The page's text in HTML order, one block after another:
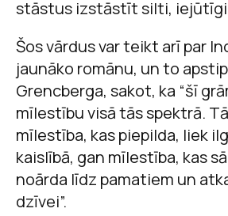
stāstus izstāstīt silti, iejūtīgi
Šos vārdus var teikt arī par
jaunāko romānu, un to
Grencberga, sakot, ka “šī
mīlestību visā tās spektrā.
mīlestība, kas piepilda, liek
kaislībā, gan mīlestība, kas
noārda līdz pamatiem un
dzīvei”.